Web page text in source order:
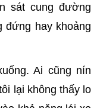
sát cung đường
đứng hay khoảng
Ai cũng nín
lại không thấy lo